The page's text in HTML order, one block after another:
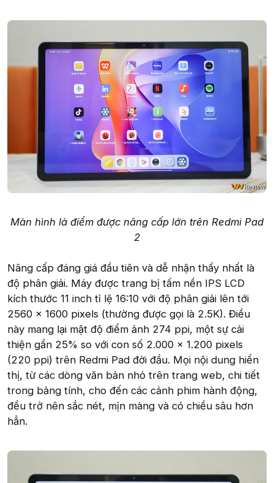
Màn hình là điểm được nâng cấp lớn trên Redmi Pad
2
Nâng cấp đáng giá đầu tiên và dễ nhận thấy nhất là
độ phân giải. Máy được trang bị tấm nền IPS LCD
kích thước 11 inch tỉ lệ 16:10 với độ phân giải lên tới
2560 x 1600 pixels (thường được gọi là 2.5K). Điều
này mang lại mật độ điểm ảnh 274 ppi, một sự cải
thiện gần 25% so với con số 2.000 x 1.200 pixels
(220 ppi) trên Redmi Pad đời đầu. Mọi nội dung hiển
thị, từ các dòng văn bản nhỏ trên trang web, chi tiết
trong bảng tính, cho đến các cảnh phim hành động,
đều trở nên sắc nét, mịn màng và có chiều sâu hơn
hẳn.